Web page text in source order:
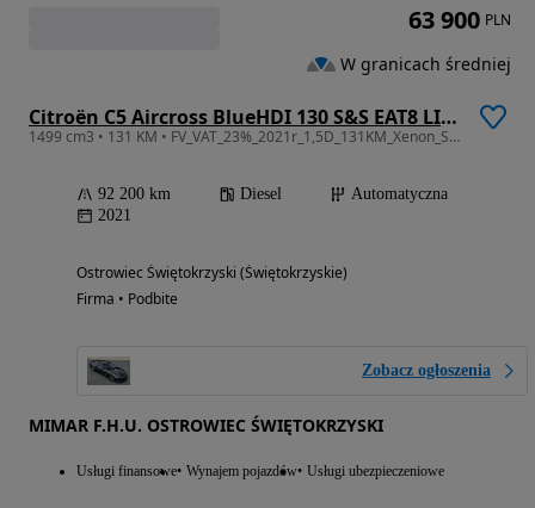
Citroën C5 Aircross BlueHDI 130 S&S EAT8 LIVE PACK
1499 cm3 • 131 KM • FV_VAT_23%_2021r_1,5D_131KM_Xenon_Skóry_Kamera Navi_Gwarancja
92 200 km Diesel
Automatyczna
2021
Ostrowiec Świętokrzyski (Świętokrzyskie)
Firma • Podbite
Zobacz ogłoszenia
MIMAR F.H.U. OSTROWIEC ŚWIĘTOKRZYSKI
Usługi finansowe Wynajem pojazdów Usługi ubezpieczeniowe
63 900 PLN
W granicach średniej